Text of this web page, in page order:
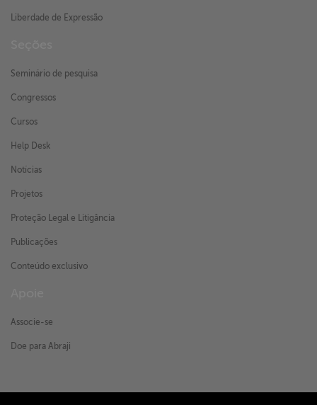
Liberdade de Expressão
Seminário de pesquisa
Congressos
Cursos
Help Desk
Notícias
Projetos
Proteção Legal e Litigância
Publicações
Conteúdo exclusivo
Associe-se
Doe para Abraji